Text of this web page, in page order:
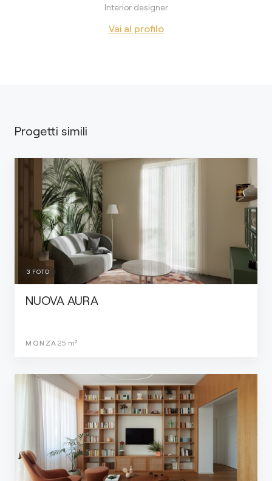
Interior designer
Vai al profilo
Progetti simili
3 FOTO
NUOVA AURA
MONZA 25 m²